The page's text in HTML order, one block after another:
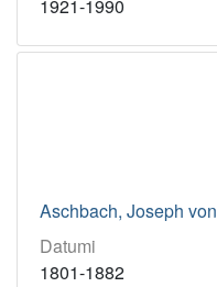
1921-1990
Aschbach, Joseph von
Datumi
1801-1882